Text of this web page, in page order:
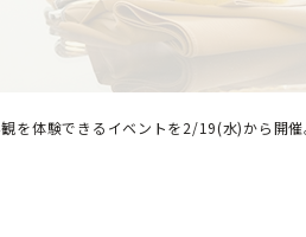
を体験できるイベントを2/19(水)から開催